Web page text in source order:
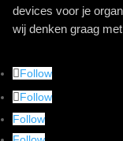
devices voor je
wij denken graag
Follow
Follow
Follow